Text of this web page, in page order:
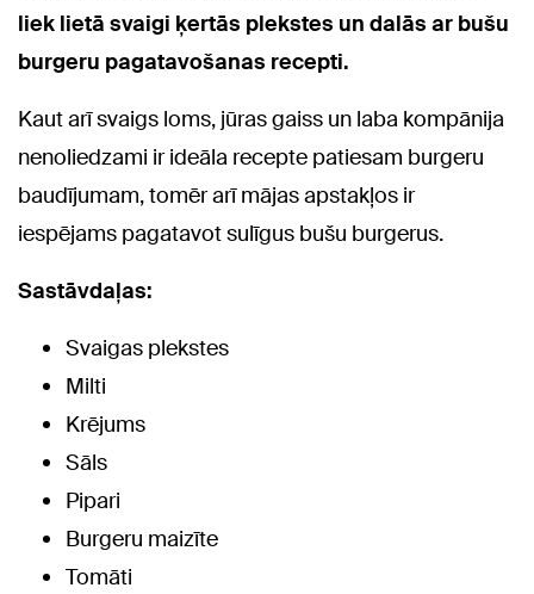
liek lietā svaigi ķertās plekstes un dalās ar bušu
burgeru pagatavošanas recepti.
Kaut arī svaigs loms, jūras gaiss un laba kompānija
nenoliedzami ir ideāla recepte patiesam burgeru
baudījumam, tomēr arī mājas apstakļos ir
iespējams pagatavot sulīgus bušu burgerus.
Sastāvdaļas:
Svaigas plekstes
Milti
Krējums
Sāls
Pipari
Burgeru maizīte
Tomāti